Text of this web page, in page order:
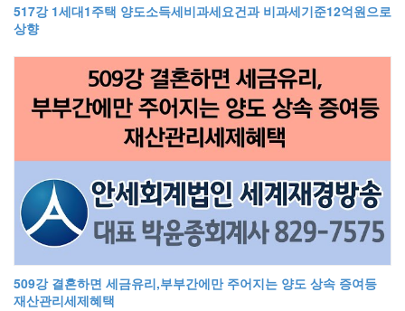
517강 1세대1주택 양도소득세비과세요건과 비과세기준12억원으로
상향
509강 결혼하면 세금유리,부부간에만 주어지는 양도 상속 증여등
재산관리세제혜택